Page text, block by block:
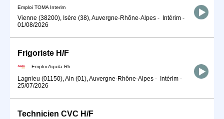
Emploi TOMA Interim
Vienne (38200), Isère (38), Auvergne-Rhône-Alpes - Intérim -
01/08/2026
Frigoriste H/F
Emploi Aquila Rh
Lagnieu (01150), Ain (01), Auvergne-Rhône-Alpes - Intérim -
25/07/2026
Technicien CVC H/F